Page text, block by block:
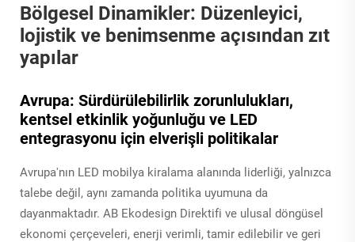
Bölgesel Dinamikler: Düzenleyici,
lojistik ve benimsenme açısından zıt
yapılar
Avrupa: Sürdürülebilirlik zorunlulukları,
kentsel etkinlik yoğunluğu ve LED
entegrasyonu için elverişli politikalar
Avrupa'nın LED mobilya kiralama alanında liderliği, yalnızca
talebe değil, aynı zamanda politika uyumuna da
dayanmaktadır. AB Ekodesign Direktifi ve ulusal döngüsel
ekonomi çerçeveleri, enerji verimli, tamir edilebilir ve geri